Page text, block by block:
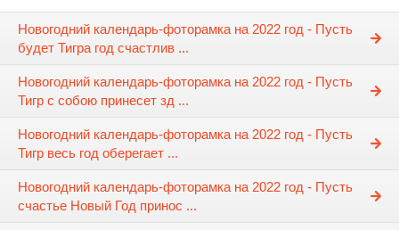
Новогодний календарь-фоторамка на 2022 год - Пусть
будет Тигра год счастлив ...
Новогодний календарь-фоторамка на 2022 год - Пусть
Тигр с собою принесет зд ...
Новогодний календарь-фоторамка на 2022 год - Пусть
Тигр весь год оберегает ...
Новогодний календарь-фоторамка на 2022 год - Пусть
счастье Новый Год принос ...